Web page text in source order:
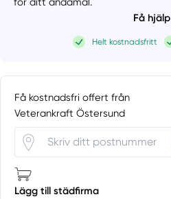
Få hjälp
Helt kostnadsfritt
Få kostnadsfri offert från
Veterankraft Östersund
Lägg till städfirma